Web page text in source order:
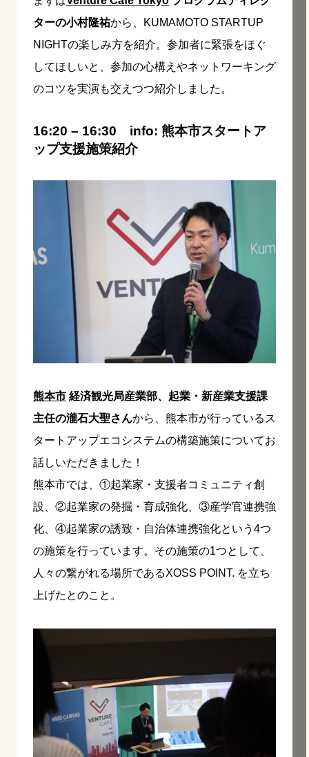
ターの小村隆祐から、KUMAMOTO STARTUP
NIGHTの楽しみ方を紹介。参加者に緊張をほぐ
してほしいと、参加の心構えやネットワーキング
のコツを実演も交えつつ紹介しました。
16:20 – 16:30 info: 熊本市スタートア
ップ支援施策紹介
熊本市 経済観光局産業部、起業・新産業支援課
主任の瀧石大聖さんから、熊本市が行っているス
タートアップエコシステムの構築施策についてお
話しいただきました！
熊本市では、①起業家・支援者コミュニティ創
設、②起業家の発掘・育成強化、③産学官連携強
化、④起業家の誘致・自治体連携強化という4つ
の施策を行っています。その施策の1つとして、
人々の繋がれる場所であるXOSS POINT. を立ち
上げたとのこと。